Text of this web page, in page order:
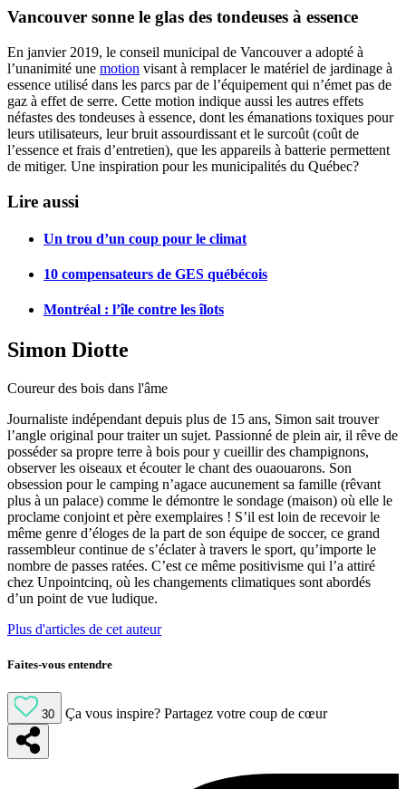
Vancouver sonne le glas des tondeuses à essence
En janvier 2019, le conseil municipal de Vancouver a adopté à
l’unanimité une motion visant à remplacer le matériel de jardinage à
essence utilisé dans les parcs par de l’équipement qui n’émet pas de
gaz à effet de serre. Cette motion indique aussi les autres effets
néfastes des tondeuses à essence, dont les émanations toxiques pour
leurs utilisateurs, leur bruit assourdissant et le surcoût (coût de
l’essence et frais d’entretien), que les appareils à batterie permettent
de mitiger. Une inspiration pour les municipalités du Québec?
Lire aussi
Un trou d’un coup pour le climat
10 compensateurs de GES québécois
Montréal : l’île contre les îlots
Simon Diotte
Coureur des bois dans l'âme
Journaliste indépendant depuis plus de 15 ans, Simon sait trouver
l’angle original pour traiter un sujet. Passionné de plein air, il rêve de
posséder sa propre terre à bois pour y cueillir des champignons,
observer les oiseaux et écouter le chant des ouaouarons. Son
obsession pour le camping n’agace aucunement sa famille (rêvant
plus à un palace) comme le démontre le sondage (maison) où elle le
proclame conjoint et père exemplaires ! S’il est loin de recevoir le
même genre d’éloges de la part de son équipe de soccer, ce grand
rassembleur continue de s’éclater à travers le sport, qu’importe le
nombre de passes ratées. C’est ce même positivisme qui l’a attiré
chez Unpointcinq, où les changements climatiques sont abordés
d’un point de vue ludique.
Plus d'articles de cet auteur
Faites-vous entendre
30 Ça vous inspire? Partagez votre coup de cœur